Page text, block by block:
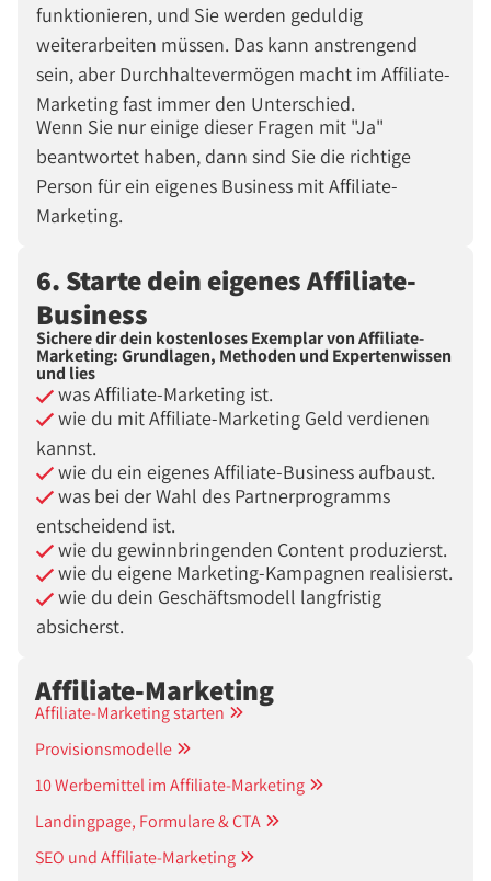
funktionieren, und Sie werden geduldig
weiterarbeiten müssen. Das kann anstrengend
sein, aber Durchhaltevermögen macht im Affiliate-
Marketing fast immer den Unterschied.
Wenn Sie nur einige dieser Fragen mit "Ja"
beantwortet haben, dann sind Sie die richtige
Person für ein eigenes Business mit Affiliate-
Marketing.
6. Starte dein eigenes Affiliate-
Business
Sichere dir dein kostenloses Exemplar von Affiliate-
Marketing: Grundlagen, Methoden und Expertenwissen
und lies
was Affiliate-Marketing ist.
wie du mit Affiliate-Marketing Geld verdienen
kannst.
wie du ein eigenes Affiliate-Business aufbaust.
was bei der Wahl des Partnerprogramms
entscheidend ist.
wie du gewinnbringenden Content produzierst.
wie du eigene Marketing-Kampagnen realisierst.
wie du dein Geschäftsmodell langfristig
absicherst.
Affiliate-Marketing
Affiliate-Marketing starten
Provisionsmodelle
10 Werbemittel im Affiliate-Marketing
Landingpage, Formulare & CTA
SEO und Affiliate-Marketing